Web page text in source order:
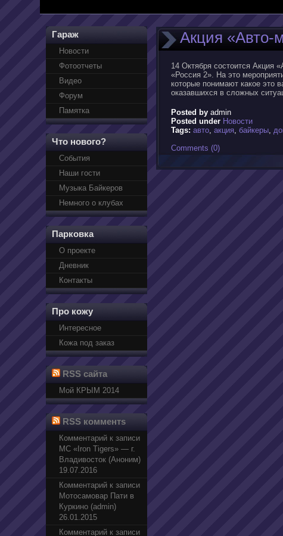
Гараж
Новости
Фотоотчеты
Видео
Форум
Памятка
Что нового?
События
Наши гости
Музыка Байкеров
Немного о клубах
Парковка
О проекте
Дневник
Контакты
Про кожу
Интересное
Кожа под заказ
RSS сайта
Мой КРЫМ 2014
RSS комментs
Комментарий к записи
МС «Iron Tigers» — г.
Владивосток (Аноним)
19.07.2016
Комментарий к записи
Мотосамовар Пати в
Куркино (admin)
26.01.2015
Комментарий к записи
Акция «Авто-
14 Октября состоится Акция
«Россия 2». На это
которые понимают какое это
оказавшихся в сложных
Posted by admin
Posted under Новости
Tags: авто, акция, байкеры,
Comments (0)